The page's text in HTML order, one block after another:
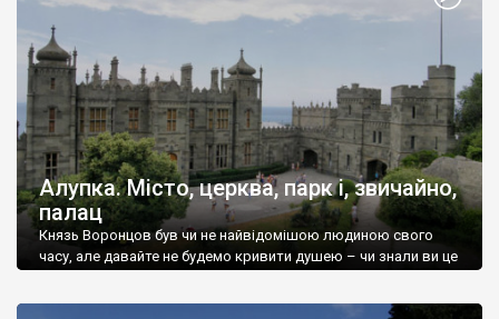
Алупка. Місто, церква, парк і, звичайно,
палац
Князь Воронцов був чи не найвідомішою людиною свого
часу, але давайте не будемо кривити душею – чи знали ви це